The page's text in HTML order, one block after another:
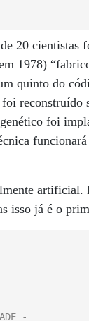
20 cientistas
1978)
quinto do
reconstruído
foi
artificial.
isso já é o